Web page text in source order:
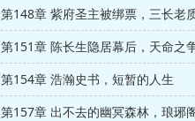
第148章 紫府圣主被绑票，三长老
第151章 陈长生隐居幕后，天命之
第154章 浩瀚史书，短暂的人生
第157章 出不去的幽冥森林，琅琊